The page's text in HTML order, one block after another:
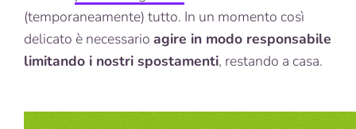
(temporaneamente) tutto. In un momento così
delicato è necessario agire in modo responsabile
limitando i nostri spostamenti, restando a casa.